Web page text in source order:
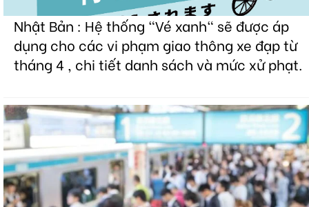
Nhật Bản : Hệ thống "Vé xanh" sẽ được áp
dụng cho các vi phạm giao thông xe đạp từ
tháng 4 , chi tiết danh sách và mức xử phạt.